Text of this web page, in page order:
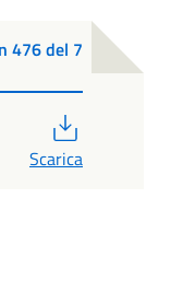
476 del 7
Scarica